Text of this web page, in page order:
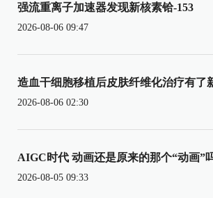
强流重离子加速器发现新核素铪-153
2026-08-06 09:47
造血干细胞移植后皮肤纤维化治疗有了
2026-08-06 02:30
AIGC时代 动画还是原来的那个“动画”
2026-08-05 09:33